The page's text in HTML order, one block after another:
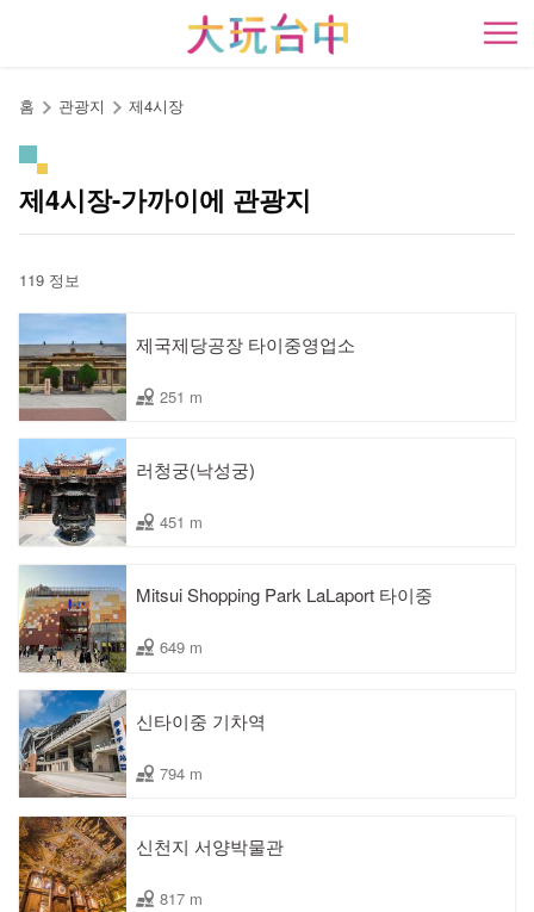
開
홈 관광지 제4시장
제4시장-가까이에 관광지
119 정보
제국제당공장 타이중영업소
251 m
러청궁(낙성궁)
451 m
Mitsui Shopping Park LaLaport 타이중
649 m
신타이중 기차역
794 m
신천지 서양박물관
817 m